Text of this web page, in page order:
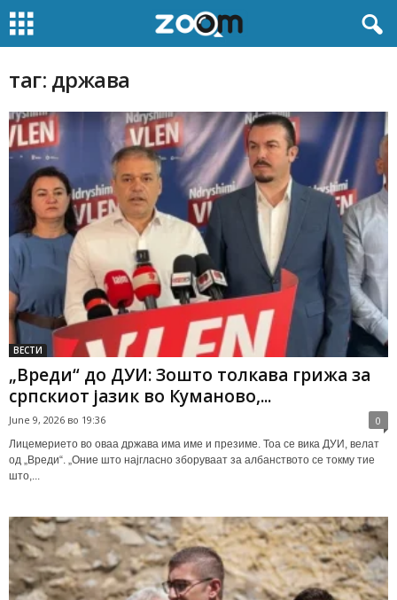
таг: држава
ВЕСТИ
„Вреди“ до ДУИ: Зошто толкава грижа за
српскиот јазик во Куманово,...
June 9, 2026 во 19:36 0
Лицемерието во оваа држава има име и презиме. Тоа се вика ДУИ, велат
од „Вреди“. „Оние што најгласно зборуваат за албанството се токму тие
што,...